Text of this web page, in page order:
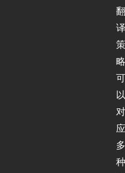
翻
译
策
略
可
以
对
应
多
种